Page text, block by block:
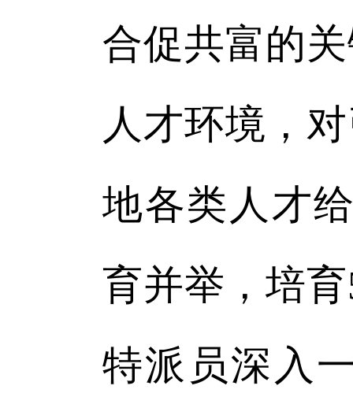
合促共富的
人才环境，
地各类人才
育并举，培
特派员深入